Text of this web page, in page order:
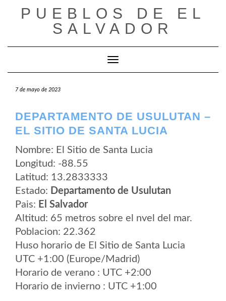
PUEBLOS DE EL
SALVADOR
Cambiar modo de navegación
7 de mayo de 2023
DEPARTAMENTO DE USULUTAN –
EL SITIO DE SANTA LUCIA
Nombre: El Sitio de Santa Lucia
Longitud: -88.55
Latitud: 13.2833333
Estado: Departamento de Usulutan
Pais: El Salvador
Altitud: 65 metros sobre el nvel del mar.
Poblacion: 22.362
Huso horario de El Sitio de Santa Lucia
UTC +1:00 (Europe/Madrid)
Horario de verano : UTC +2:00
Horario de invierno : UTC +1:00